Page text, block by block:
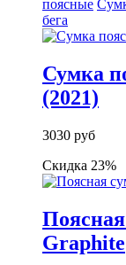
поясные
бега
Сумка
(2021)
3030 руб
Скидка 23%
Graphite